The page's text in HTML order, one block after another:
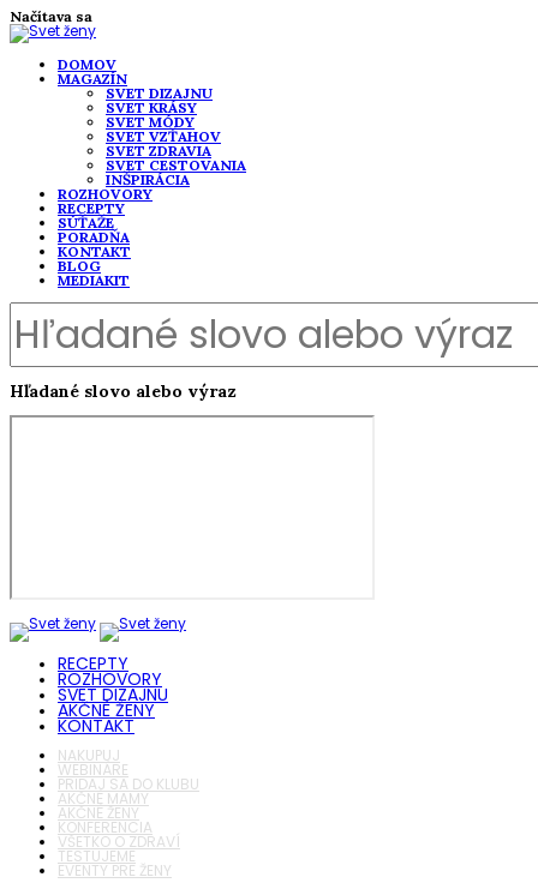
Načítava sa
DOMOV
MAGAZÍN
SVET DIZAJNU
SVET KRÁSY
SVET MÓDY
SVET VZŤAHOV
SVET ZDRAVIA
SVET CESTOVANIA
INŠPIRÁCIA
ROZHOVORY
RECEPTY
SÚŤAŽE
PORADŇA
KONTAKT
BLOG
MEDIAKIT
Hľadané slovo alebo výraz
RECEPTY
ROZHOVORY
SVET DIZAJNU
AKČNÉ ŽENY
KONTAKT
NAKUPUJ
WEBINÁRE
PRIDAJ SA DO KLUBU
AKČNÉ MAMY
AKČNÉ ŽENY
KONFERENCIA
VŠETKO O ZDRAVÍ
TESTUJEME
EVENTY PRE ŽENY